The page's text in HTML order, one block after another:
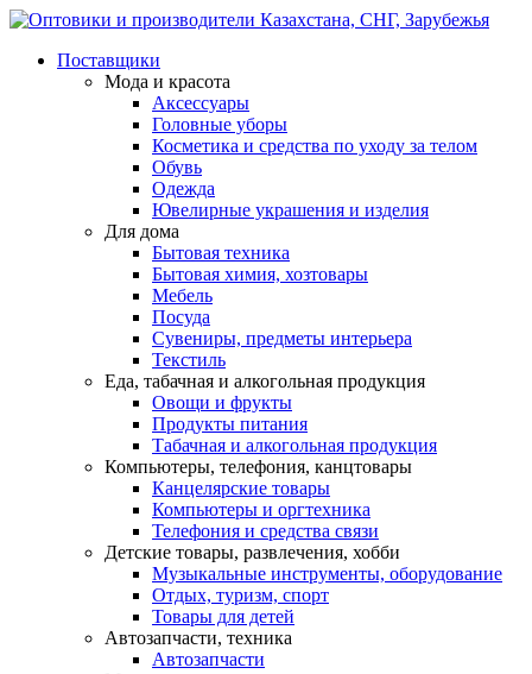
Поставщики
Мода и красота
Аксессуары
Головные уборы
Косметика и средства по уходу за телом
Обувь
Одежда
Ювелирные украшения и изделия
Для дома
Бытовая техника
Бытовая химия, хозтовары
Мебель
Посуда
Сувениры, предметы интерьера
Текстиль
Еда, табачная и алкогольная продукция
Овощи и фрукты
Продукты питания
Табачная и алкогольная продукция
Компьютеры, телефония, канцтовары
Канцелярские товары
Компьютеры и оргтехника
Телефония и средства связи
Детские товары, развлечения, хобби
Музыкальные инструменты, оборудование
Отдых, туризм, спорт
Товары для детей
Автозапчасти, техника
Автозапчасти